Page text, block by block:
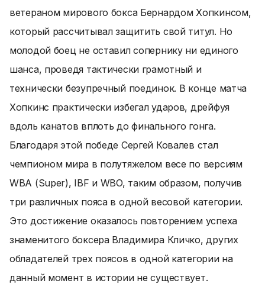
ветераном мирового бокса Бернардом Хопкинсом,
который рассчитывал защитить свой титул. Но
молодой боец не оставил сопернику ни единого
шанса, проведя тактически грамотный и
технически безупречный поединок. В конце матча
Хопкинс практически избегал ударов, дрейфуя
вдоль канатов вплоть до финального гонга.
Благодаря этой победе Сергей Ковалев стал
чемпионом мира в полутяжелом весе по версиям
WBA (Super), IBF и WBO, таким образом, получив
три различных пояса в одной весовой категории.
Это достижение оказалось повторением успеха
знаменитого боксера Владимира Кличко, других
обладателей трех поясов в одной категории на
данный момент в истории не существует.